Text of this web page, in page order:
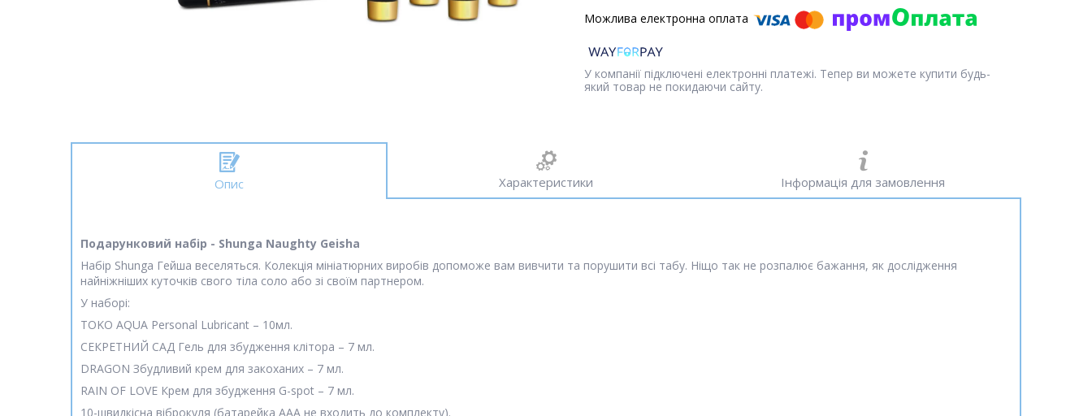
У компанії підключені електронні платежі. Тепер ви можете купити будь-
який товар не покидаючи сайту.
Опис Характеристики Інформація для замовлення
Подарунковий набір - Shunga Naughty Geisha
Набір Shunga Гейша веселяться. Колекція мініатюрних виробів допоможе вам вивчити та порушити всі табу. Ніщо так не розпалює бажання, як дослідження
найніжніших куточків свого тіла соло або зі своїм партнером.
У наборі:
TOKO AQUA Personal Lubricant – 10мл.
СЕКРЕТНИЙ САД Гель для збудження клітора – 7 мл.
DRAGON Збудливий крем для закоханих – 7 мл.
RAIN OF LOVE Крем для збудження G-spot – 7 мл.
10-швидкісна віброкуля (батарейка AAA не входить до комплекту).